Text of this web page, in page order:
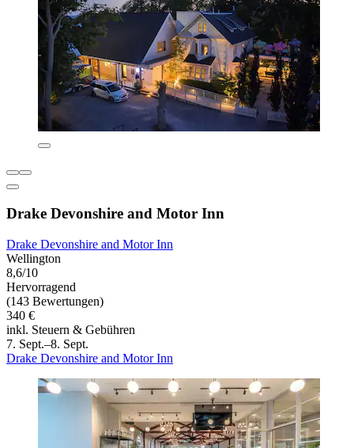
Drake Devonshire and Motor Inn
Drake Devonshire and Motor Inn
Wellington
8,6/10
Hervorragend
(143 Bewertungen)
340 €
inkl. Steuern & Gebühren
7. Sept.–8. Sept.
Drake Devonshire and Motor Inn